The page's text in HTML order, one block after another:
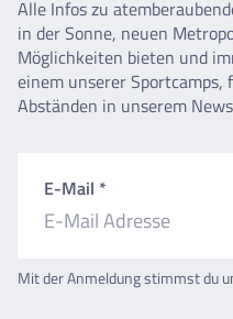
Alle Infos zu
in der Sonne, neuen
Möglichkeiten bieten und
einem unserer
Abständen in unserem
E-Mail *
Mit der Anmeldung stimmst du